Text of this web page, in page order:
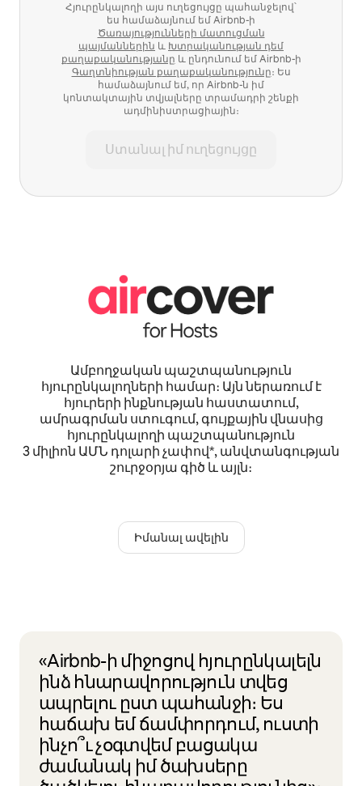
Հյուրընկալողի այս ուղեցույցը պահանջելով՝
ես համաձայնում եմ Airbnb-ի
Ծառայությունների մատուցման
պայմաններին և Խտրականության դեմ
քաղաքականությանը և ընդունում եմ Airbnb-ի
Գաղտնիության քաղաքականությունը։ Ես
համաձայնում եմ, որ Airbnb-ն իմ
կոնտակտային տվյալները տրամադրի շենքի
ադմինիստրացիային։
Ստանալ իմ ուղեցույցը
Ամբողջական պաշտպանություն
հյուրընկալողների համար։ Այն ներառում է
հյուրերի ինքնության հաստատում,
ամրագրման ստուգում, գույքային վնասից
հյուրընկալողի պաշտպանություն
3 միլիոն ԱՄՆ դոլարի չափով*, անվտանգության
շուրջօրյա գիծ և այլն։
Իմանալ ավելին
«Airbnb-ի միջոցով հյուրընկալելն
ինձ հնարավորություն տվեց
ապրելու ըստ պահանջի։ Ես
հաճախ եմ ճամփորդում, ուստի
ինչո՞ւ չօգտվեմ բացակա
ժամանակ իմ ծախսերը